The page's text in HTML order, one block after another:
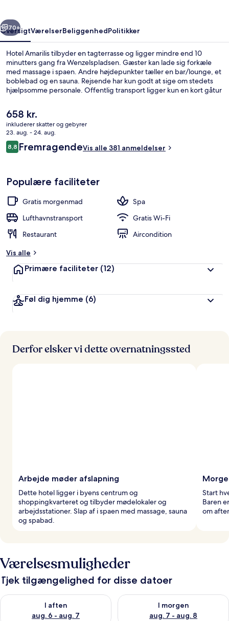
Næste
70+
OversigtVærelserBeliggenhedPolitikker
Hotel Amarilis tilbyder en tagterrasse og ligger mindre end 10
minutters gang fra Wenzelspladsen. Gæster kan lade sig forkæle
med massage i spaen. Andre højdepunkter tæller en bar/lounge, et
boblebad og en sauna. Rejsende har kun godt at sige om stedets
hjælpsomme personale. Offentlig transport ligger kun en kort gåtur
radnice Station ligger 6 minutter derfra.
Den
nuværende
pris
er
658 kr.
658 kr.
inkluderer skatter og gebyrer
23. aug. - 24. aug.
Anmeldelser
8,88,8 ud af 10.
FremragendeVis alle 381 anmeldelser
Populære faciliteter
Gratis morgenmad
Spa
Lufthavnstransport
Gratis Wi-Fi
Restaurant
Aircondition
Vis alle
Primære faciliteter (12)
Føl dig hjemme (6)
Derfor elsker vi dette overnatningssted
Arbejde møder afslapning
Dette hotel ligger i byens centrum og
shoppingkvarteret og tilbyder mødelokaler og
arbejdsstationer. Slap af i spaen med massage, sauna
og spabad.
Start
Baren
om
Værelsesmuligheder
Tjek tilgængelighed for disse datoer
I aften
aug. 6 - aug. 7
Tjek tilgængelighed for i aften aug. 6 - aug. 7
I morgen
aug. 7 - aug. 8
Tjek tilgængelighed for i